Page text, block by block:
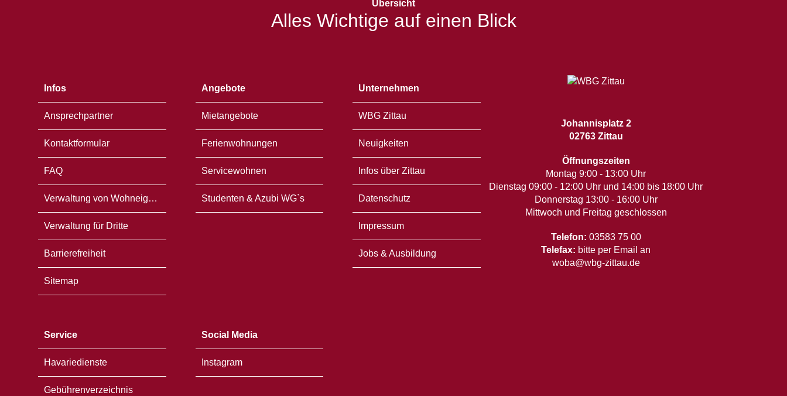
Übersicht
Alles Wichtige auf einen Blick
Infos
Ansprechpartner
Kontaktformular
FAQ
Verwaltung von Wohneigentum
Verwaltung für Dritte
Barrierefreiheit
Sitemap
Angebote
Mietangebote
Ferienwohnungen
Servicewohnen
Studenten & Azubi WG`s
Unternehmen
WBG Zittau
Neuigkeiten
Infos über Zittau
Datenschutz
Impressum
Jobs & Ausbildung
Service
Havariedienste
Gebührenverzeichnis
Social Media
Instagram
Johannisplatz 2
02763 Zittau
Öffnungszeiten
Montag 9:00 - 13:00 Uhr
Dienstag 09:00 - 12:00 Uhr und 14:00 bis 18:00 Uhr
Donnerstag 13:00 - 16:00 Uhr
Mittwoch und Freitag geschlossen
Telefon: 03583 75 00
Telefax: bitte per Email an
woba@wbg-zittau.de